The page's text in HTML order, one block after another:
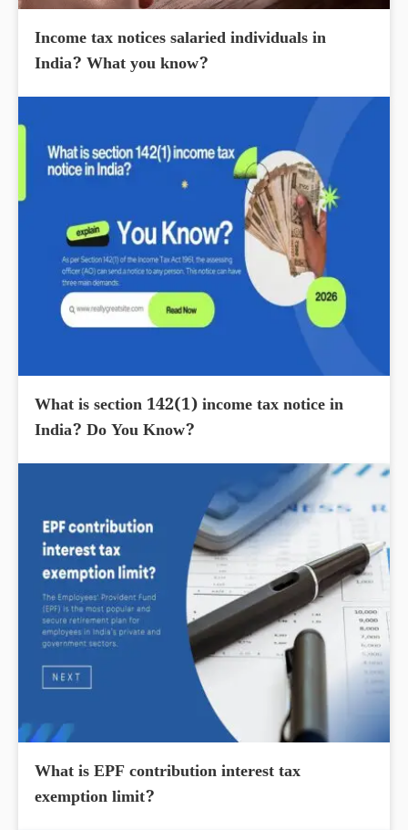
Income tax notices salaried individuals in
India? What you know?
What is section 142(1) income tax notice in
India? Do You Know?
What is EPF contribution interest tax
exemption limit?